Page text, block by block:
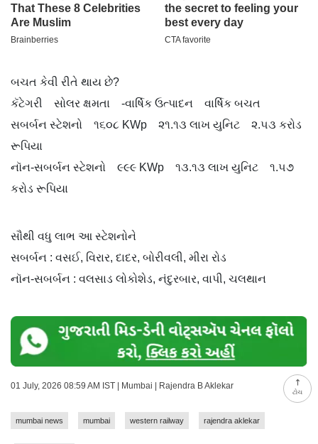
ટોચ
બચત કેવી રીતે થાય છે?
કૅટેગરી સોલર ક્ષમતા -વાર્ષિક ઉત્પાદન વાર્ષિક બચત
સબર્બન સ્ટેશનો ૧૬૦૮ KWp ૨૧.૧૩ લાખ યુનિટ ૨.૫૩ કરોડ
રૂપિયા
નૉન-સબર્બન સ્ટેશનો ૯૯૯ KWp ૧૩.૧૩ લાખ યુનિટ ૧.૫૭
કરોડ રૂપિયા
સૌથી વધુ લાભ આ સ્ટેશનોને
સબર્બન : વસઈ, વિરાર, દાદર, બોરીવલી, મીરા રોડ
નૉન-સબર્બન : વલસાડ લોકોશેડ, નંદુરબાર, વાપી, ચલથાન
01 July, 2026 08:59 AM IST | Mumbai | Rajendra B Aklekar
mumbai news mumbai western railway rajendra aklekar